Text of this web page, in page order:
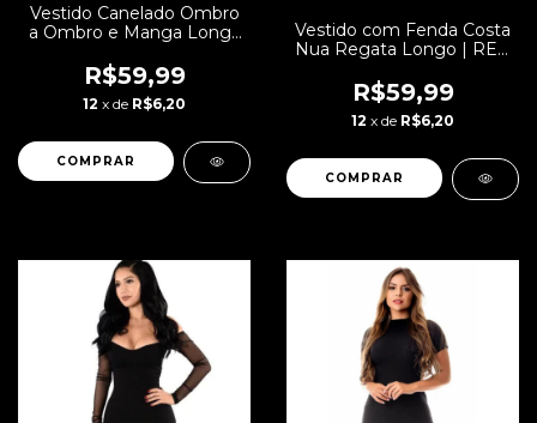
Vestido Canelado Ombro
a Ombro e Manga Longa
R$59,99
12 x de R$6,20
COMPRAR
Vestido com Fenda Costa
Nua Regata Longo | REF:
R$59,99
12 x de R$6,20
COMPRAR